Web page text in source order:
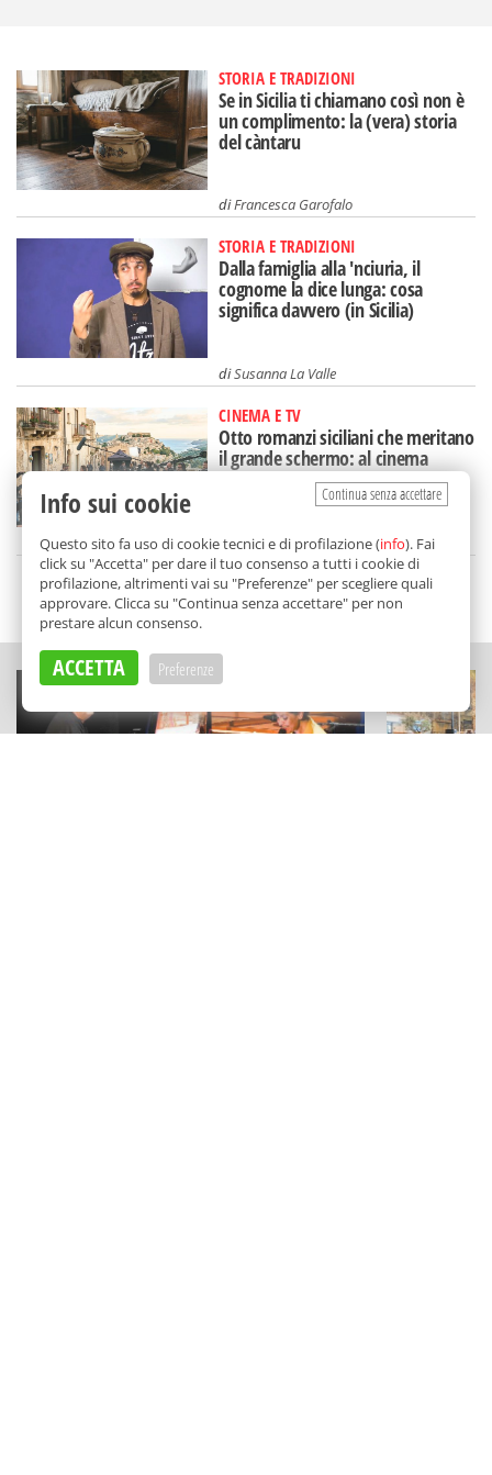
STORIA E TRADIZIONI
Se in Sicilia ti chiamano così non è
un complimento: la (vera) storia
del càntaru
diFrancesca Garofalo
STORIA E TRADIZIONI
Dalla famiglia alla 'nciuria, il
cognome la dice lunga: cosa
significa davvero (in Sicilia)
diSusanna La Valle
CINEMA E TV
Otto romanzi siciliani che meritano
il grande schermo: al cinema
un'Isola diversa
diTancredi Bua
SCELTO DA BALARM
Continua senza accettare
Info sui cookie
Questo sito fa uso di cookie tecnici e di profilazione (info). Fai
click su "Accetta" per dare il tuo consenso a tutti i cookie di
profilazione, altrimenti vai su "Preferenze" per scegliere quali
approvare. Clicca su "Continua senza accettare" per non
prestare alcun consenso.
ACCETTA Preferenze